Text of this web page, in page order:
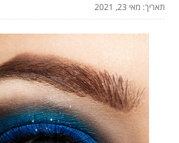
תאריך: מאי 23, 2021